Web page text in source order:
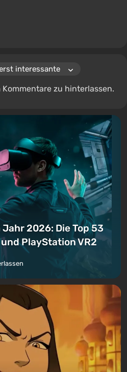
Kommentare zu hinterlassen.
2026: Die Top 53
PlayStation VR2